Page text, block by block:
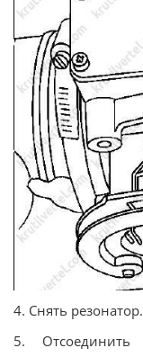
4. Снять резонатор.
5.